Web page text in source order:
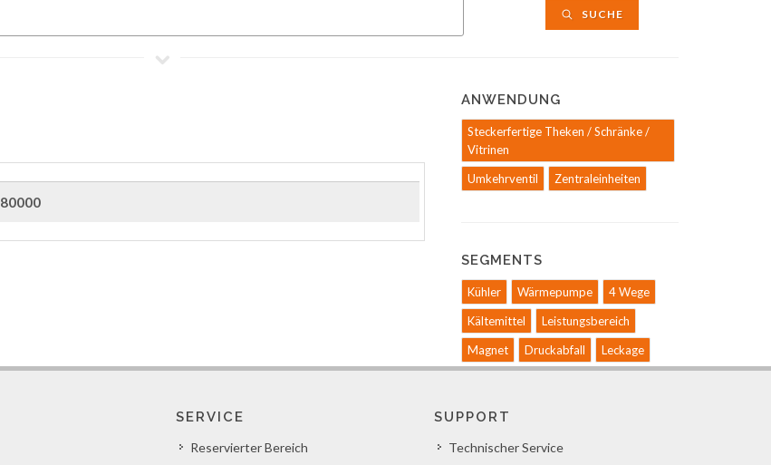
SUCHE
ANWENDUNG
Steckerfertige Theken / Schränke /
Vitrinen
Umkehrventil
Zentraleinheiten
SEGMENTS
Kühler Wärmepumpe
4 Wege
Kältemittel
Leistungsbereich
Magnet
Druckabfall Leckage
SERVICE
Reservierter Bereich
SUPPORT
Technischer Service